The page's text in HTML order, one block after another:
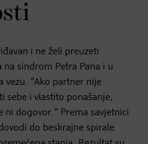
i ne želi preuzeti
na sindrom Petra Pana i u
vezu. “Ako partner nije
sebe i vlastito ponašanje,
ni dogovor.” Prema savjetnici
do beskrajne spirale